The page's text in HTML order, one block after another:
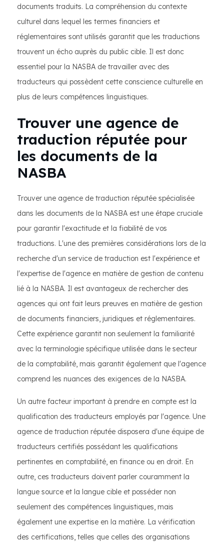
documents traduits. La compréhension du contexte
culturel dans lequel les termes financiers et
réglementaires sont utilisés garantit que les traductions
trouvent un écho auprès du public cible. Il est donc
essentiel pour la NASBA de travailler avec des
traducteurs qui possèdent cette conscience culturelle en
plus de leurs compétences linguistiques.
Trouver une agence de
traduction réputée pour
les documents de la
NASBA
Trouver une agence de traduction réputée spécialisée
dans les documents de la NASBA est une étape cruciale
pour garantir l'exactitude et la fiabilité de vos
traductions. L'une des premières considérations lors de la
recherche d'un service de traduction est l'expérience et
l'expertise de l'agence en matière de gestion de contenu
lié à la NASBA. Il est avantageux de rechercher des
agences qui ont fait leurs preuves en matière de gestion
de documents financiers, juridiques et réglementaires.
Cette expérience garantit non seulement la familiarité
avec la terminologie spécifique utilisée dans le secteur
de la comptabilité, mais garantit également que l'agence
comprend les nuances des exigences de la NASBA.
Un autre facteur important à prendre en compte est la
qualification des traducteurs employés par l'agence. Une
agence de traduction réputée disposera d'une équipe de
traducteurs certifiés possédant les qualifications
pertinentes en comptabilité, en finance ou en droit. En
outre, ces traducteurs doivent parler couramment la
langue source et la langue cible et posséder non
seulement des compétences linguistiques, mais
également une expertise en la matière. La vérification
des certifications, telles que celles des organisations